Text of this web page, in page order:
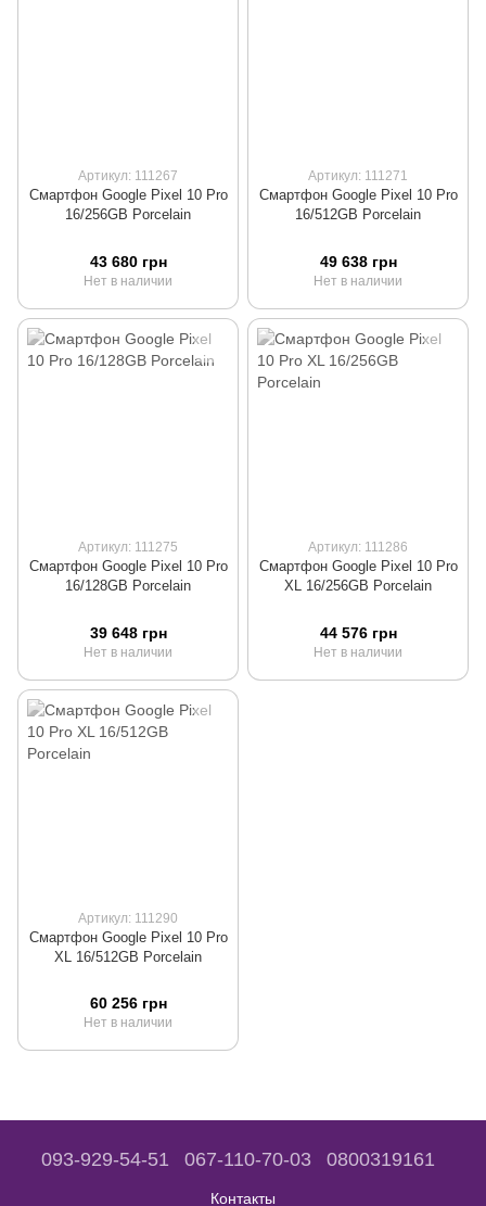
Артикул: 111267
Смартфон Google Pixel 10 Pro
16/256GB Porcelain
43 680 грн
Нет в наличии
Артикул: 111271
Смартфон Google Pixel 10 Pro
16/512GB Porcelain
49 638 грн
Нет в наличии
Артикул: 111275
Смартфон Google Pixel 10 Pro
16/128GB Porcelain
39 648 грн
Нет в наличии
Артикул: 111286
Смартфон Google Pixel 10 Pro
XL 16/256GB Porcelain
44 576 грн
Нет в наличии
Артикул: 111290
Смартфон Google Pixel 10 Pro
XL 16/512GB Porcelain
60 256 грн
Нет в наличии
093-929-54-51 067-110-70-03 0800319161
Контакты